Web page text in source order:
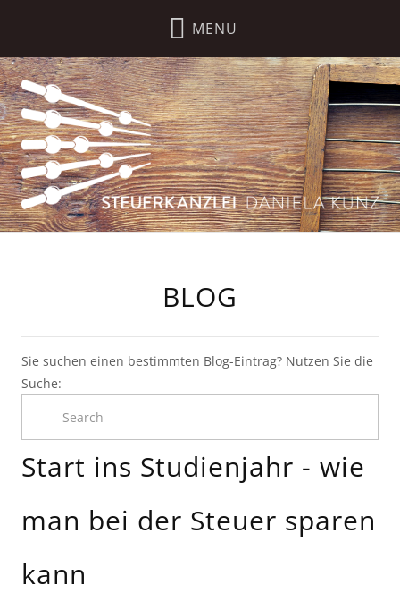
BLOG
Sie suchen einen bestimmten Blog-Eintrag? Nutzen Sie die
Suche:
Start ins Studienjahr - wie
man bei der Steuer sparen
kann